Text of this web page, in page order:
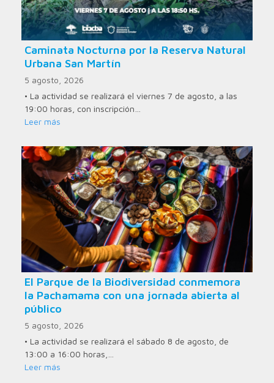
Caminata Nocturna por la Reserva Natural
Urbana San Martín
5 agosto, 2026
• La actividad se realizará el viernes 7 de agosto, a las
19:00 horas, con inscripción…
Leer más
El Parque de la Biodiversidad conmemora
la Pachamama con una jornada abierta al
público
5 agosto, 2026
• La actividad se realizará el sábado 8 de agosto, de
13:00 a 16:00 horas,…
Leer más